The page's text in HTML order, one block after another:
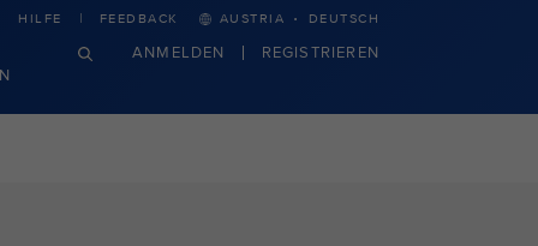
HILFE FEEDBACK AUSTRIA · DEUTSCH
ANMELDEN REGISTRIEREN